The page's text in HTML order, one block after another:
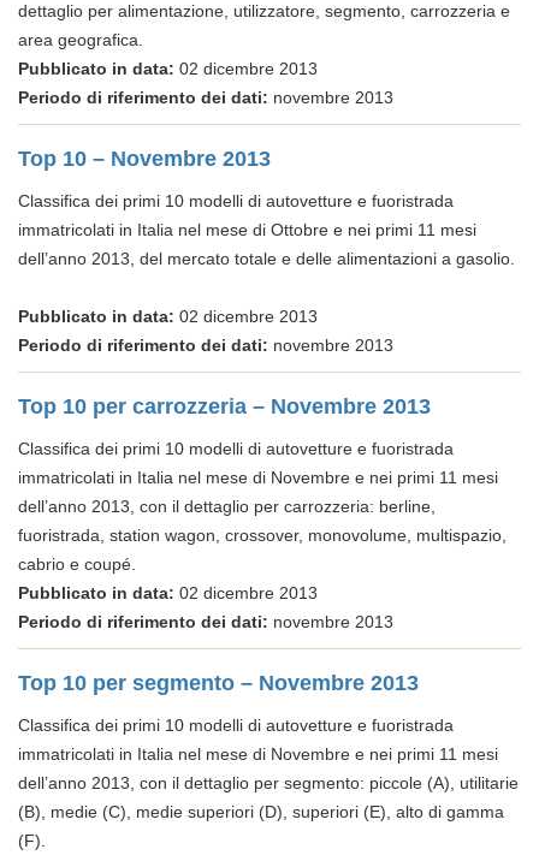
dettaglio per alimentazione, utilizzatore, segmento, carrozzeria e
area geografica.
Pubblicato in data: 02 dicembre 2013
Periodo di riferimento dei dati: novembre 2013
Top 10 – Novembre 2013
Classifica dei primi 10 modelli di autovetture e fuoristrada
immatricolati in Italia nel mese di Ottobre e nei primi 11 mesi
dell’anno 2013, del mercato totale e delle alimentazioni a gasolio.
Pubblicato in data: 02 dicembre 2013
Periodo di riferimento dei dati: novembre 2013
Top 10 per carrozzeria – Novembre 2013
Classifica dei primi 10 modelli di autovetture e fuoristrada
immatricolati in Italia nel mese di Novembre e nei primi 11 mesi
dell’anno 2013, con il dettaglio per carrozzeria: berline,
fuoristrada, station wagon, crossover, monovolume, multispazio,
cabrio e coupé.
Pubblicato in data: 02 dicembre 2013
Periodo di riferimento dei dati: novembre 2013
Top 10 per segmento – Novembre 2013
Classifica dei primi 10 modelli di autovetture e fuoristrada
immatricolati in Italia nel mese di Novembre e nei primi 11 mesi
dell’anno 2013, con il dettaglio per segmento: piccole (A), utilitarie
(B), medie (C), medie superiori (D), superiori (E), alto di gamma
(F).